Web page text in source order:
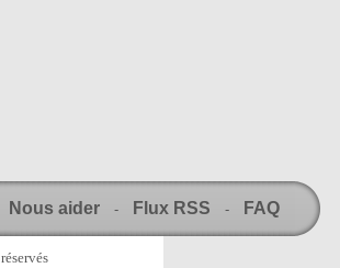
Nous aider - Flux RSS - FAQ